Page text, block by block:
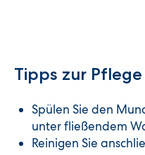
Tipps zur
Spülen Sie den
unter fließendem
Reinigen Sie